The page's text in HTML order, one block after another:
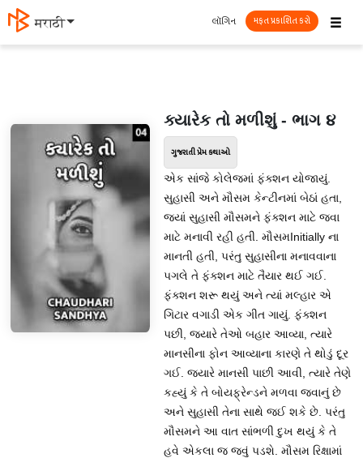
मराठी ☰
લૉગિન મફત પ્રકાશિત કરો
ક્યારેક તો મળીશું - ભાગ ૪
ગુજરાતી પ્રેમ કથાઓ
એક સાંજે કોલેજમાં ફંક્શન યોજાયું.
સુહાસી અને મૌસમ કેન્ટીનમાં બેઠાં હતા,
જ્યાં સુહાસી મૌસમને ફંક્શન માટે જવા
માટે મનાવી રહી હતી. મૌસમInitially ના
માનતી હતી, પરંતુ સુહાસીના મનાવવાના
પગલે તે ફંક્શન માટે તૈયાર થઈ ગઈ.
ફંક્શન શરૂ થયું અને ત્યાં મલ્હાર એ
ગિટાર વગાડી એક ગીત ગાયું. ફંક્શન
પછી, જ્યારે તેઓ બહાર આવ્યા, ત્યારે
માનસીના ફોન આવ્યાના કારણે તે થોડું દૂર
ગઈ. જ્યારે માનસી પાછી આવી, ત્યારે તેણે
કહ્યું કે તે બોયફ્રેન્ડને મળવા જવાનું છે
અને સુહાસી તેના સાથે જઈ શકે છે. પરંતુ
મૌસમને આ વાત સાંભળી દુખ થયું કે તે
હવે એકલા જ જવું પડશે. મૌસમ રિક્ષામાં